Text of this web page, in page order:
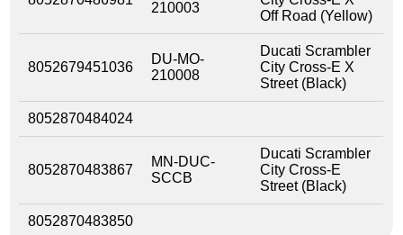
210003
Off Road (Yellow)
8052679451036
DU-MO-
210008
Ducati Scrambler
City Cross-E X
Street (Black)
8052870484024
8052870483867
MN-DUC-
SCCB
Ducati Scrambler
City Cross-E
Street (Black)
8052870483850